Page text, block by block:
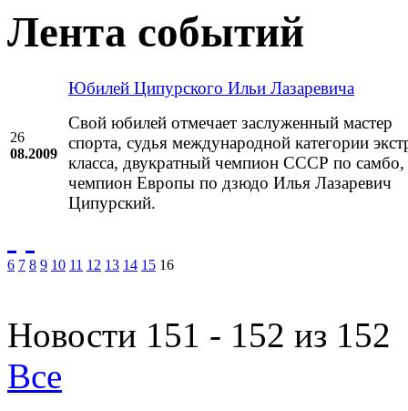
Лента событий
26
08.2009
Юбилей Ципурского Ильи Лазаревича
Свой юбилей отмечает заслуженный мастер
спорта, судья международной категории
класса, двукратный чемпион СССР по самбо,
чемпион Европы по дзюдо Илья Лазаревич
Ципурский.
6 7 8 9 10 11 12 13 14 15 16
Новости 151 - 152 из 152
Все